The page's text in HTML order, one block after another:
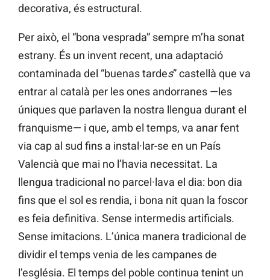
decorativa, és estructural.
Per això, el “bona vesprada” sempre m’ha sonat
estrany. És un invent recent, una adaptació
contaminada del “buenas tardes” castellà que va
entrar al català per les ones andorranes —les
úniques que parlaven la nostra llengua durant el
franquisme— i que, amb el temps, va anar fent
via cap al sud fins a instal·lar-se en un País
Valencià que mai no l’havia necessitat. La
llengua tradicional no parcel·lava el dia: bon dia
fins que el sol es rendia, i bona nit quan la foscor
es feia definitiva. Sense intermedis artificials.
Sense imitacions. L’única manera tradicional de
dividir el temps venia de les campanes de
l’església. El temps del poble continua tenint un